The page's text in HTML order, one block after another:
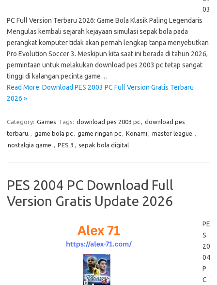
03
PC Full Version Terbaru 2026: Game Bola Klasik Paling Legendaris
Mengulas kembali sejarah kejayaan simulasi sepak bola pada
perangkat komputer tidak akan pernah lengkap tanpa menyebutkan
Pro Evolution Soccer 3. Meskipun kita saat ini berada di tahun 2026,
permintaan untuk melakukan download pes 2003 pc tetap sangat
tinggi di kalangan pecinta game…
Read More: Download PES 2003 PC Full Version Gratis Terbaru
2026 »
Category: Games Tags: download pes 2003 pc, download pes
terbaru. , game bola pc, game ringan pc, Konami , master league. ,
nostalgia game. , PES 3 , sepak bola digital
PES 2004 PC Download Full
Version Gratis Update 2026
PE
S
20
04
P
C